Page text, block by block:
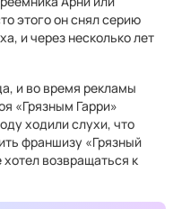
этого он снял серию
и через несколько лет
и во время рекламы
«Грязным Гарри»
ходили слухи, что
франшизу «Грязный
возвращаться к